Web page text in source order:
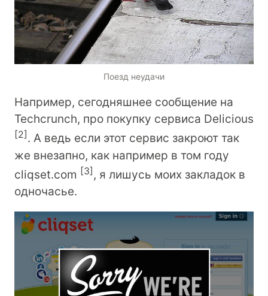
Поезд неудачи
Например, сегодняшнее сообщение на
Techcrunch, про покупку сервиса Delicious
[2] . А ведь если этот сервис закроют так
же внезапно, как например в том году
cliqset.com [3] , я лишусь моих закладок в
одночасье.